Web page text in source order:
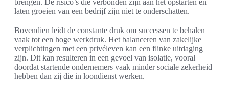
laten groeien van een bedrijf zijn niet te onderschatten.
Bovendien leidt de constante druk om successen te behalen
vaak tot een hoge werkdruk. Het balanceren van zakelijke
verplichtingen met een privéleven kan een flinke uitdaging
zijn. Dit kan resulteren in een gevoel van isolatie, vooral
doordat startende ondernemers vaak minder sociale zekerheid
hebben dan zij die in loondienst werken.